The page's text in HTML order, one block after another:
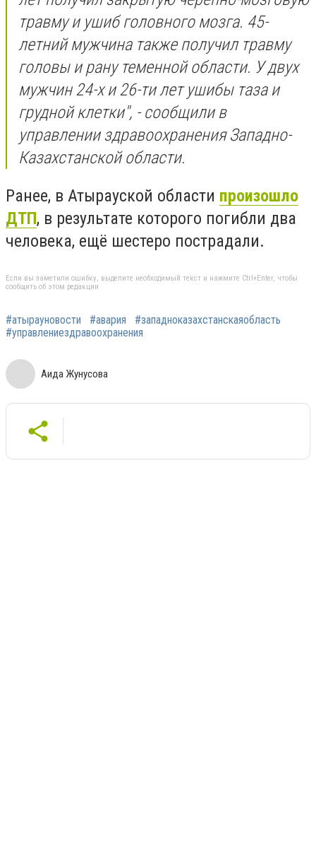
травму и ушиб головного мозга. 45-
летний мужчина также получил травму
головы и рану теменной области. У двух
мужчин 24-х и 26-ти лет ушибы таза и
грудной клетки", - сообщили в
управлении здравоохранения Западно-
Казахстанской области.
Ранее, в Атырауской области произошло
ДТП, в результате которого погибли два
человека, ещё шестеро пострадали.
Если вы заметили ошибку, выделите необходимый текст и нажмите Ctrl+Enter, чтобы
сообщить об этом редакции
#атырауновости #авария
#западноказахстанскаяобласть
#управлениездравоохранения
Аида Жунусова